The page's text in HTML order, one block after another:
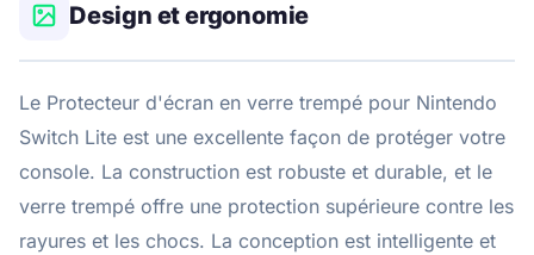
Design et ergonomie
Le Protecteur d'écran en verre trempé pour Nintendo
Switch Lite est une excellente façon de protéger votre
console. La construction est robuste et durable, et le
verre trempé offre une protection supérieure contre les
rayures et les chocs. La conception est intelligente et